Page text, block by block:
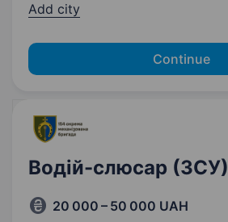
Add city
Continue
Водій-слюсар (ЗСУ)
20 000 – 50 000 UAH